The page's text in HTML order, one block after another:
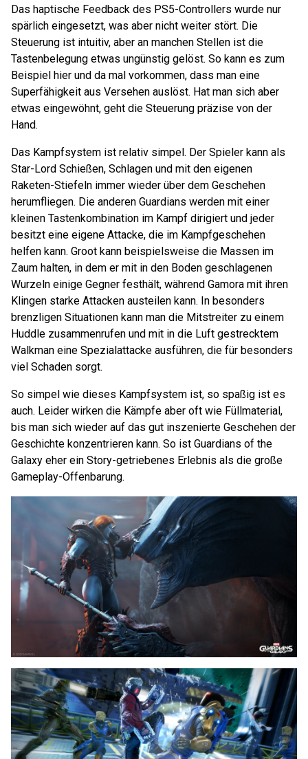
Das haptische Feedback des PS5-Controllers wurde nur
spärlich eingesetzt, was aber nicht weiter stört. Die
Steuerung ist intuitiv, aber an manchen Stellen ist die
Tastenbelegung etwas ungünstig gelöst. So kann es zum
Beispiel hier und da mal vorkommen, dass man eine
Superfähigkeit aus Versehen auslöst. Hat man sich aber
etwas eingewöhnt, geht die Steuerung präzise von der
Hand.
Das Kampfsystem ist relativ simpel. Der Spieler kann als
Star-Lord Schießen, Schlagen und mit den eigenen
Raketen-Stiefeln immer wieder über dem Geschehen
herumfliegen. Die anderen Guardians werden mit einer
kleinen Tastenkombination im Kampf dirigiert und jeder
besitzt eine eigene Attacke, die im Kampfgeschehen
helfen kann. Groot kann beispielsweise die Massen im
Zaum halten, in dem er mit in den Boden geschlagenen
Wurzeln einige Gegner festhält, während Gamora mit ihren
Klingen starke Attacken austeilen kann. In besonders
brenzligen Situationen kann man die Mitstreiter zu einem
Huddle zusammenrufen und mit in die Luft gestrecktem
Walkman eine Spezialattacke ausführen, die für besonders
viel Schaden sorgt.
So simpel wie dieses Kampfsystem ist, so spaßig ist es
auch. Leider wirken die Kämpfe aber oft wie Füllmaterial,
bis man sich wieder auf das gut inszenierte Geschehen der
Geschichte konzentrieren kann. So ist Guardians of the
Galaxy eher ein Story-getriebenes Erlebnis als die große
Gameplay-Offenbarung.